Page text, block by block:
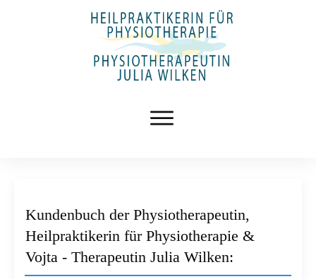
Kundenbuch der Physiotherapeutin,
Heilpraktikerin für Physiotherapie &
Vojta - Therapeutin Julia Wilken: